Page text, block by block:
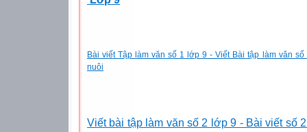
Bài viết Tập làm văn số 1 lớp 9 - Viết Bài tập làm văn
nuôi
Viết bài tập làm văn số 2 lớp 9 - Bài viết số